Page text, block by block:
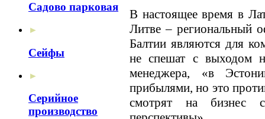
Садово парковая
►
Сейфы
►
Серийное
производство
В настоящее время в
Литве – региональный
Балтии являются для
не спешат с выходом
менеджера, «в
прибылями, но это
смотрят на бизнес